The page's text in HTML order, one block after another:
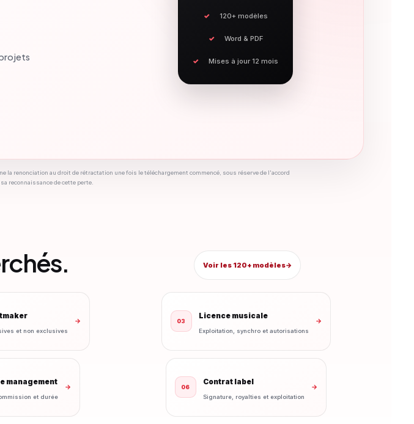
120+ modèles
Word & PDF
Mises à jour 12 mois
renonciation au droit de rétractation une fois le téléchargement commencé, sous réserve de l'accord
reconnaissance de cette perte.
Voir les 120+ modèles→
et non exclusives
→ 03
Licence musicale
Exploitation, synchro et autorisations
→
management
et durée
→ 06
Contrat label
Signature, royalties et exploitation
→